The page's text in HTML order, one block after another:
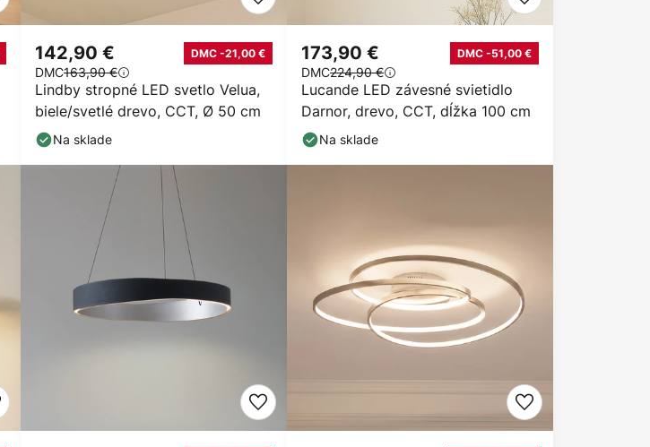
Lindby stropné LED svetlo Velua,
biele/svetlé drevo, CCT, Ø 50 cm
142,90 € DMC -21,00 €
DMC163,90 €
Na sklade
Lucande LED závesné svietidlo
Darnor, drevo, CCT, dĺžka 100 cm
173,90 € DMC -51,00 €
DMC224,90 €
Na sklade